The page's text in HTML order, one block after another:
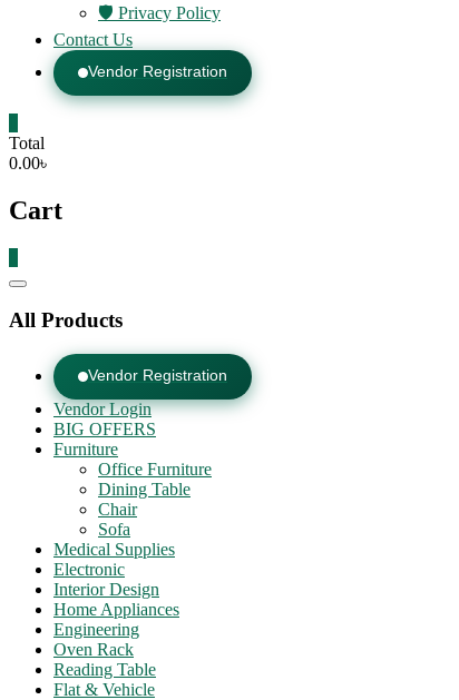
🛡️ Privacy Policy
Contact Us
Vendor Registration
Total
0.00৳
Cart
Catalog
All Products
Vendor Registration
Vendor Login
BIG OFFERS
Furniture
Office Furniture
Dining Table
Chair
Sofa
Medical Supplies
Electronic
Interior Design
Home Appliances
Engineering
Oven Rack
Reading Table
Flat & Vehicle